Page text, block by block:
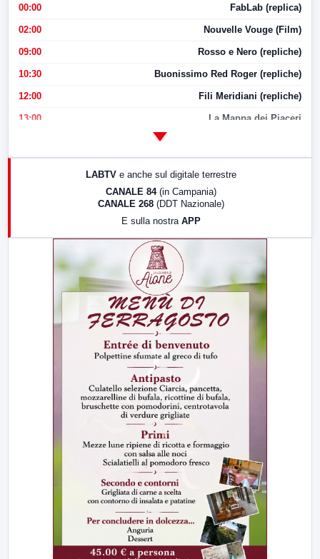
00:00 FabLab (replica)
02:00 Nouvelle Vouge (Film)
09:00 Rosso e Nero (repliche)
10:30 Buonissimo Red Roger (repliche)
12:00 Fili Meridiani (repliche)
13:00 La Mappa dei Piaceri
LABTV e anche sul digitale terrestre
CANALE 84 (in Campania)
CANALE 268 (DDT Nazionale)
E sulla nostra APP